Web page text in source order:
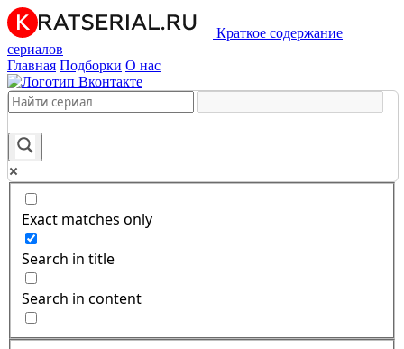
Краткое содержание
сериалов
Главная Подборки О нас
Exact matches only
Search in title
Search in content